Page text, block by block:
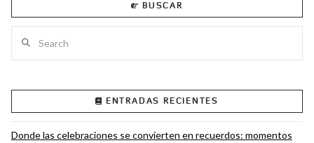
BUSCAR
ENTRADAS RECIENTES
Donde las celebraciones se convierten en recuerdos: momentos